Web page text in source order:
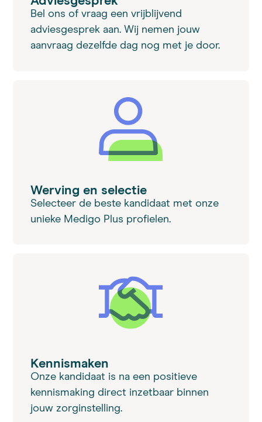
Bel ons of vraag een vrijblijvend
adviesgesprek aan. Wij nemen jouw
aanvraag dezelfde dag nog met je door.
Werving en selectie
Selecteer de beste kandidaat met onze
unieke Medigo Plus profielen.
Kennismaken
Onze kandidaat is na een positieve
kennismaking direct inzetbaar binnen
jouw zorginstelling.